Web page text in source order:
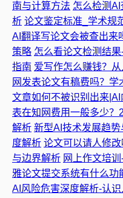
南与计算方法 怎么检测
析 论文鉴定标准_学术规
AI翻译写论文会被查出来
策略 怎么看论文检测结
指南 爱写作怎么赚钱？
网发表论文有稿费吗？
文章如何不被识别出来
表在知网费用一般多少？
解析 新型AI技术发展趋
度解析 论文可以请人修
与边界解析 网上作文培
雅论文提交系统有什么功
AI风险危害深度解析-认